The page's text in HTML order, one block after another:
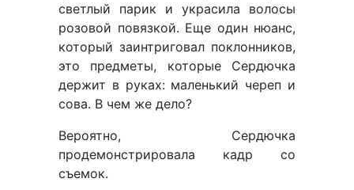
светлый парик и украсила волосы
розовой повязкой. Еще один нюанс,
который заинтриговал поклонников,
это предметы, которые Сердючка
держит в руках: маленький череп и
сова. В чем же дело?
Вероятно, Сердючка
продемонстрировала кадр со
съемок.